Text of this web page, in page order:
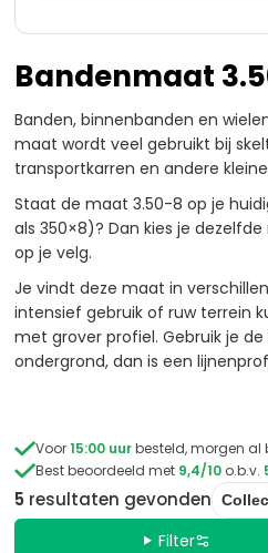
Bandenmaat
Banden, binnenbanden en
maat wordt veel gebruikt bij
transportkarren en andere
Staat de maat 3.50-8 op je
als 350×8)? Dan kies je
op je velg.
Je vindt deze maat in
intensief gebruik of ruw terrein
met grover profiel. Gebruik je
ondergrond, dan is een
Voor15:00 uurbesteld, morgen al
Best beoordeeld met 9,4/10 o.b.v.
5 resultaten gevonden
Filter